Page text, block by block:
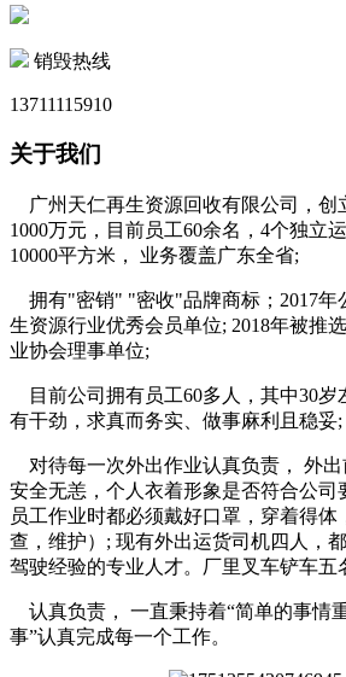
销毁热线
13711115910
关于我们
广州天仁再生资源回收有限公司，创
1000万元，目前员工60余名，4个独立
10000平方米， 业务覆盖广东全省;
拥有"密销" "密收"品牌商标；2017年
生资源行业优秀会员单位; 2018年被推
业协会理事单位;
目前公司拥有员工60多人，其中30岁
有干劲，求真而务实、做事麻利且稳妥;
对待每一次外出作业认真负责， 外
安全无恙，个人衣着形象是否符合公司
员工作业时都必须戴好口罩，穿着得体
查，维护）; 现有外出运货司机四人，
驾驶经验的专业人才。厂里叉车铲车五
认真负责， 一直秉持着“简单的事情
事”认真完成每一个工作。